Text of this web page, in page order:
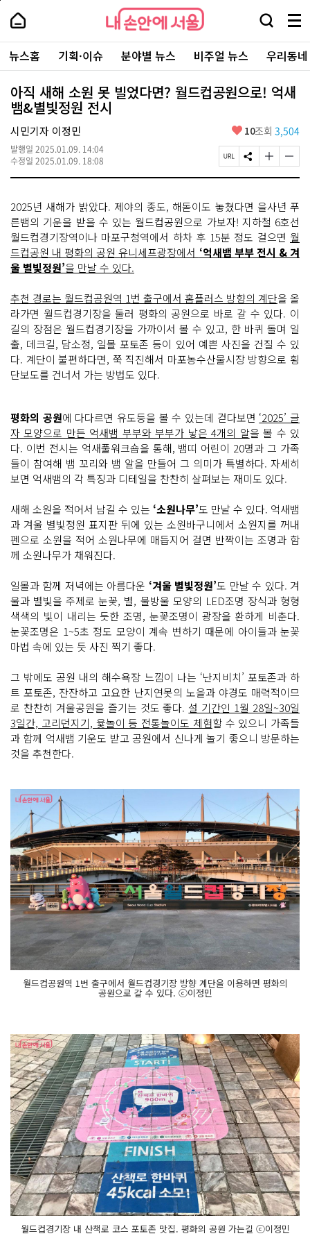
본
로
가
내
손
안
에
서
울
-
서
울
시
대
표
소
통
포
내
손
에
울
검
창
열
기
메
뉴
전
체
보
기
주
요
서
뉴스홈 기획·이슈 분야별 뉴스 비주얼 뉴스 우리동
아직 새해 소원 못 빌었다면? 월드컵공원으로! 억새
뱀&별빛정원 전시
시민기자 이정민
발행일 2025.01.09. 14:04
수정일 2025.01.09. 18:08
좋
요
10조회 3,504
페
이
R
L
복
사
S
N
유
하
기
글
자
크
게
변
경
하
글
자
작
게
변
경
하
2025년 새해가 밝았다. 제야의 종도, 해돋이도 놓쳤다면 을사년 푸
른뱀의 기운을 받을 수 있는 월드컵공원으로 가보자! 지하철 6호선
월드컵경기장역이나 마포구청역에서 하차 후 15분 정도 걸으면 월
드컵공원 내 평화의 공원 유니세프광장에서 ‘억새뱀 부부 전시 & 겨
울 별빛정원’을 만날 수 있다.
추천 경로는 월드컵공원역 1번 출구에서 홈플러스 방향의 계단을 올
라가면 월드컵경기장을 둘러 평화의 공원으로 바로 갈 수 있다. 이
길의 장점은 월드컵경기장을 가까이서 볼 수 있고, 한 바퀴 돌며 일
출, 데크길, 담소정, 일몰 포토존 등이 있어 예쁜 사진을 건질 수 있
다. 계단이 불편하다면, 쭉 직진해서 마포농수산물시장 방향으로 횡
단보도를 건너서 가는 방법도 있다.
평화의 공원에 다다르면 유도등을 볼 수 있는데 걷다보면 ‘2025’ 글
자 모양으로 만든 억새뱀 부부와 부부가 낳은 4개의 알을 볼 수 있
다. 이번 전시는 억새풀워크숍을 통해, 뱀띠 어린이 20명과 그 가족
들이 참여해 뱀 꼬리와 뱀 알을 만들어 그 의미가 특별하다. 자세히
보면 억새뱀의 각 특징과 디테일을 찬찬히 살펴보는 재미도 있다.
새해 소원을 적어서 남길 수 있는 ‘소원나무’도 만날 수 있다. 억새뱀
과 겨울 별빛정원 표지판 뒤에 있는 소원바구니에서 소원지를 꺼내
펜으로 소원을 적어 소원나무에 매듭지어 걸면 반짝이는 조명과 함
께 소원나무가 채워진다.
일몰과 함께 저녁에는 아름다운 ‘겨울 별빛정원’도 만날 수 있다. 겨
울과 별빛을 주제로 눈꽃, 별, 물방울 모양의 LED조명 장식과 형형
색색의 빛이 내리는 듯한 조명, 눈꽃조명이 광장을 환하게 비춘다.
눈꽃조명은 1~5초 정도 모양이 계속 변하기 때문에 아이들과 눈꽃
마법 속에 있는 듯 사진 찍기 좋다.
그 밖에도 공원 내의 해수욕장 느낌이 나는 ‘난지비치’ 포토존과 하
트 포토존, 잔잔하고 고요한 난지연못의 노을과 야경도 매력적이므
로 찬찬히 겨울공원을 즐기는 것도 좋다. 설 기간인 1월 28일~30일
3일간, 고리던지기, 윷놀이 등 전통놀이도 체험할 수 있으니 가족들
과 함께 억새뱀 기운도 받고 공원에서 신나게 놀기 좋으니 방문하는
것을 추천한다.
월드컵공원역 1번 출구에서 월드컵경기장 방향 계단을 이용하면 평화의
공원으로 갈 수 있다. ⓒ이정민
월드컵경기장 내 산책로 코스 포토존 맛집. 평화의 공원 가는길 ⓒ이정민
페
상
단
로